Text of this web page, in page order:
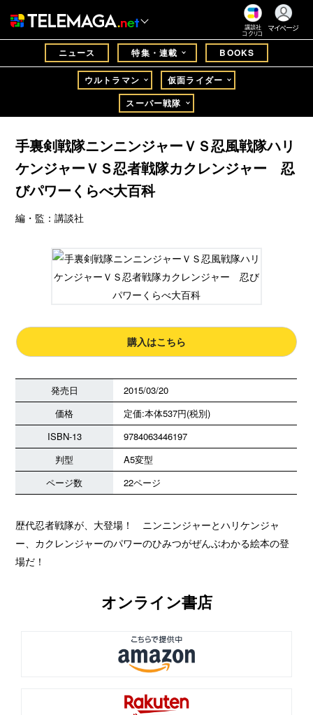
講談社
コクリコ
マイページ
ニュース 特集・連載 BOOKS
ウルトラマン
仮面ライダー
スーパー戦隊
手裏剣戦隊ニンニンジャーＶＳ忍風戦隊ハリ
ケンジャーＶＳ忍者戦隊カクレンジャー 忍
びパワーくらべ大百科
編・監：講談社
購入はこちら
発売日
2015/03/20
価格
定価:本体537円(税別)
ISBN-13
9784063446197
判型
A5変型
ページ数
22ページ
歴代忍者戦隊が、大登場！ ニンニンジャーとハリケンジャ
ー、カクレンジャーのパワーのひみつがぜんぶわかる絵本の登
場だ！
オンライン書店